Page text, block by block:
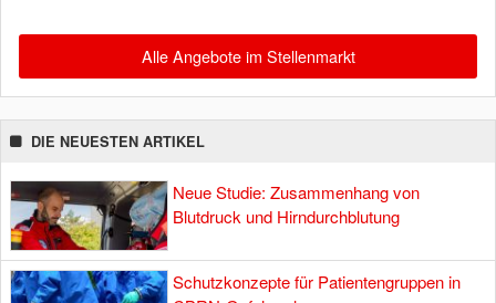
Alle Angebote im Stellenmarkt
DIE NEUESTEN ARTIKEL
Neue Studie: Zusammenhang von
Blutdruck und Hirndurchblutung
Schutzkonzepte für Patientengruppen in